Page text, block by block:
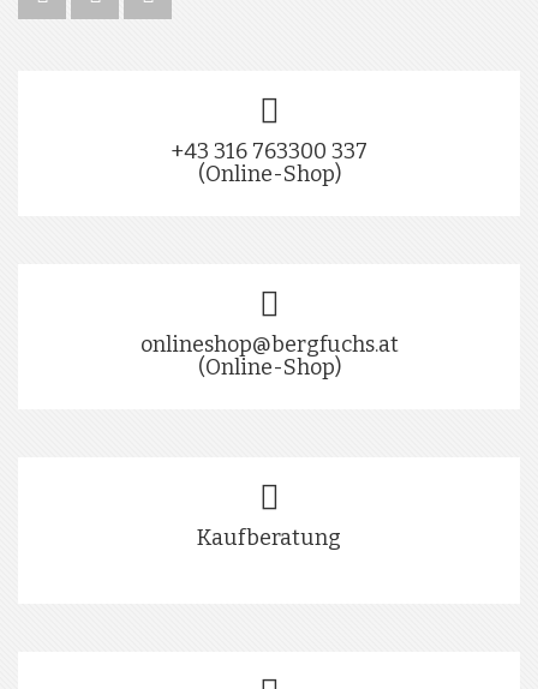
+43 316 763300 337
(Online-Shop)
onlineshop@bergfuchs.at
(Online-Shop)
Kaufberatung